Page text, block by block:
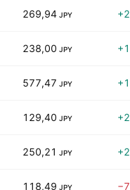
269,94 JPY
238,00 JPY
577,47 JPY
129,40 JPY
250,21 JPY
118,49 JPY